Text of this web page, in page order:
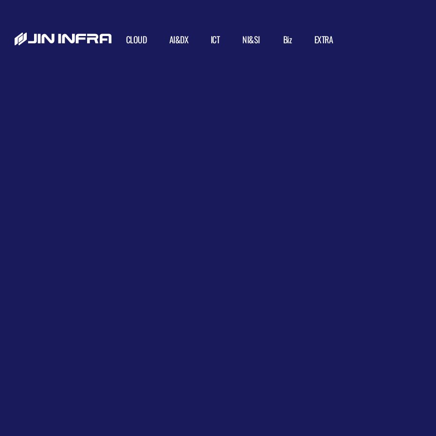
CLOUD AI&DX ICT NI&SI Biz EXTRA
진인프라는 오랜 ICT구축 경험과 노하우를 토대로 진심을 다해
고객에게 가장 최적화된 인프라를 직접 만들어 드립니다.